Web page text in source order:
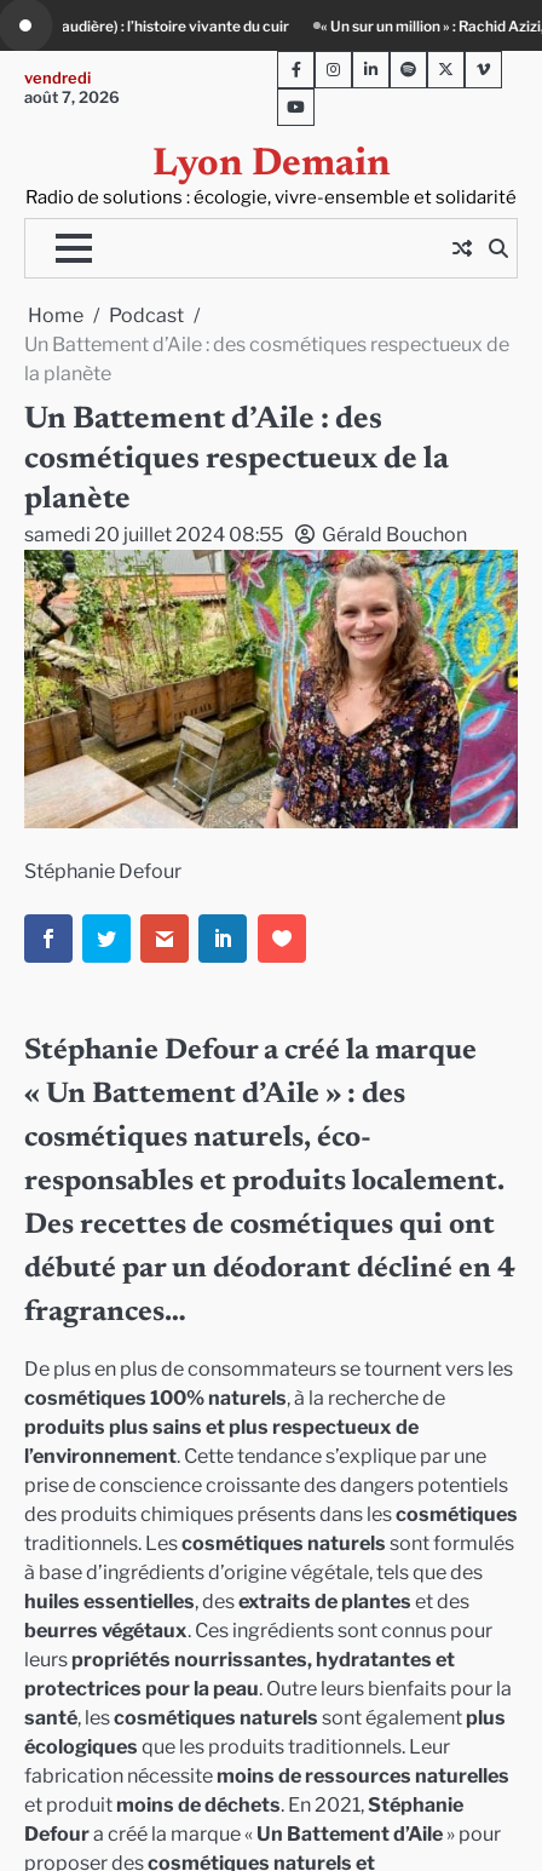
content
million » : Rachid Azizi, l’homme sous l’uniforme de police Infox, IA et
vendredi
août 7, 2026
Lyon Demain
Radio de solutions : écologie, vivre-ensemble et solidarité
FacebookInstagram
LinkedInSpotifyTwitterViméo
Youtube
Home
Podcast
Un Battement d’Aile : des cosmétiques respectueux de
la planète
Un Battement d’Aile : des
cosmétiques respectueux de la
planète
samedi 20 juillet 2024 08:55 Gérald Bouchon
Stéphanie Defour
Stéphanie Defour a créé la marque
« Un Battement d’Aile » : des
cosmétiques naturels, éco-
responsables et produits localement.
Des recettes de cosmétiques qui ont
débuté par un déodorant décliné en 4
fragrances…
De plus en plus de consommateurs se tournent vers les
cosmétiques 100% naturels, à la recherche de
produits plus sains et plus respectueux de
l’environnement. Cette tendance s’explique par une
prise de conscience croissante des dangers potentiels
des produits chimiques présents dans lescosmétiques
traditionnels. Lescosmétiques naturels sont formulés
à base d’ingrédients d’origine végétale, tels que des
huiles essentielles, desextraits de plantes et des
beurres végétaux. Ces ingrédients sont connus pour
leurs propriétés nourrissantes, hydratantes et
protectrices pour la peau. Outre leurs bienfaits pour la
santé, lescosmétiques naturels sont également plus
écologiques que les produits traditionnels. Leur
fabrication nécessite moins de ressources naturelles
et produit moins de déchets. En 2021,Stéphanie
Defoura créé la marque « Un Battement d’Aile » pour
proposer descosmétiques naturels et